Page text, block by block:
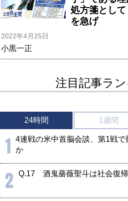
処方箋とし
を急げ
2022年4月25日
小黒一正
注目記事ラ
24時間 1週間
1 4連戦の米中首脳会談、第1戦で
か
2 Q.17 酒鬼薔薇聖斗は社会復